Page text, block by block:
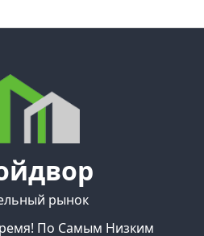
рынок
По Самым Низким